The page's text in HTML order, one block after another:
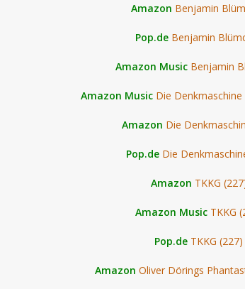
Amazon Benjamin
Pop.de Benjamin
Amazon Music Benjamin
Amazon Music Die
Amazon Die
Pop.de Die
Amazon TKKG
Amazon Music TKKG
Pop.de TKKG
Amazon Oliver Dörings